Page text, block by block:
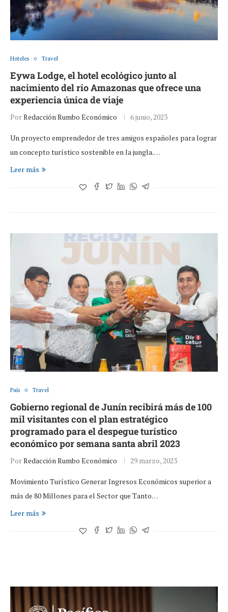
Hoteles Travel
Eywa Lodge, el hotel ecológico junto al
nacimiento del río Amazonas que ofrece una
experiencia única de viaje
PorRedacción Rumbo Económico 6 junio, 2023
Un proyecto emprendedor de tres amigos españoles para lograr
un concepto turístico sostenible en la jungla.…
Leer más
País Travel
Gobierno regional de Junín recibirá más de 100
mil visitantes con el plan estratégico
programado para el despegue turístico
económico por semana santa abril 2023
PorRedacción Rumbo Económico 29 marzo, 2023
Movimiento Turístico Generar Ingresos Económicos superior a
más de 80 Millones para el Sector que Tanto…
Leer más